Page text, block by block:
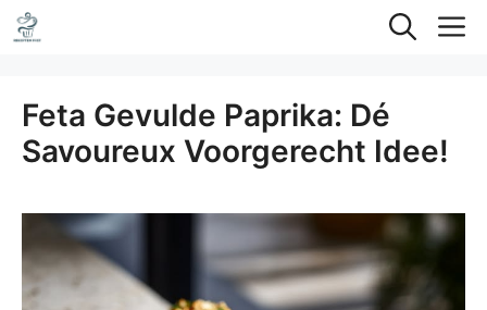
Ga
naar
inhoud
Feta Gevulde Paprika: Dé
Savoureux Voorgerecht Idee!